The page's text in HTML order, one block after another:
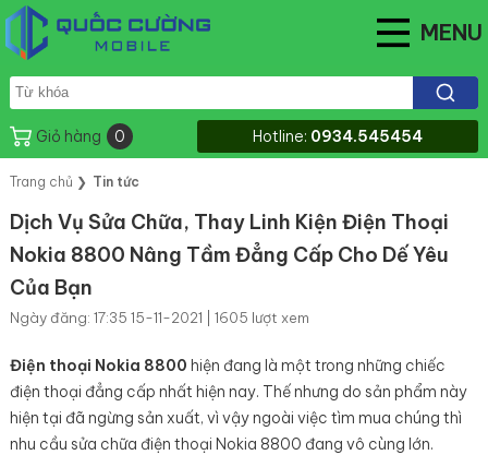
MENU
Giỏ hàng 0 Hotline: 0934.545454
Trang chủ ❯ Tin tức
Dịch Vụ Sửa Chữa, Thay Linh Kiện Điện Thoại
Nokia 8800 Nâng Tầm Đẳng Cấp Cho Dế Yêu
Của Bạn
Ngày đăng: 17:35 15-11-2021 | 1605 lượt xem
Điện thoại Nokia 8800 hiện đang là một trong những chiếc
điện thoại đẳng cấp nhất hiện nay. Thế nhưng do sản phẩm này
hiện tại đã ngừng sản xuất, vì vậy ngoài việc tìm mua chúng thì
nhu cầu sửa chữa điện thoại Nokia 8800 đang vô cùng lớn.